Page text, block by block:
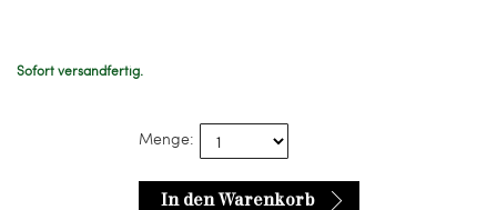
Sofort versandfertig.
Menge:
In den Warenkorb